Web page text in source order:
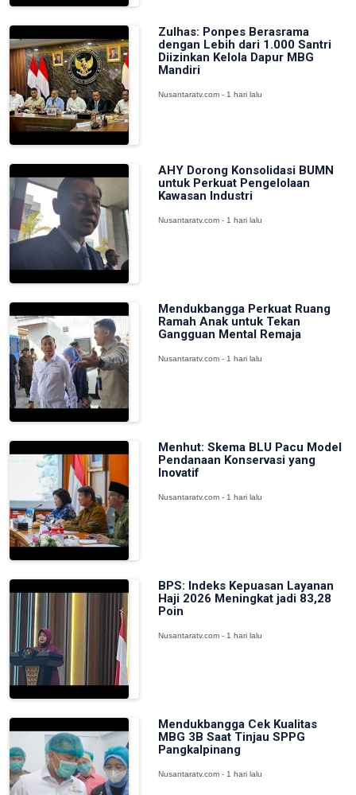
Zulhas: Ponpes Berasrama
dengan Lebih dari 1.000 Santri
Diizinkan Kelola Dapur MBG
Mandiri
Nusantaratv.com - 1 hari lalu
AHY Dorong Konsolidasi BUMN
untuk Perkuat Pengelolaan
Kawasan Industri
Nusantaratv.com - 1 hari lalu
Mendukbangga Perkuat Ruang
Ramah Anak untuk Tekan
Gangguan Mental Remaja
Nusantaratv.com - 1 hari lalu
Menhut: Skema BLU Pacu Model
Pendanaan Konservasi yang
Inovatif
Nusantaratv.com - 1 hari lalu
BPS: Indeks Kepuasan Layanan
Haji 2026 Meningkat jadi 83,28
Poin
Nusantaratv.com - 1 hari lalu
Mendukbangga Cek Kualitas
MBG 3B Saat Tinjau SPPG
Pangkalpinang
Nusantaratv.com - 1 hari lalu